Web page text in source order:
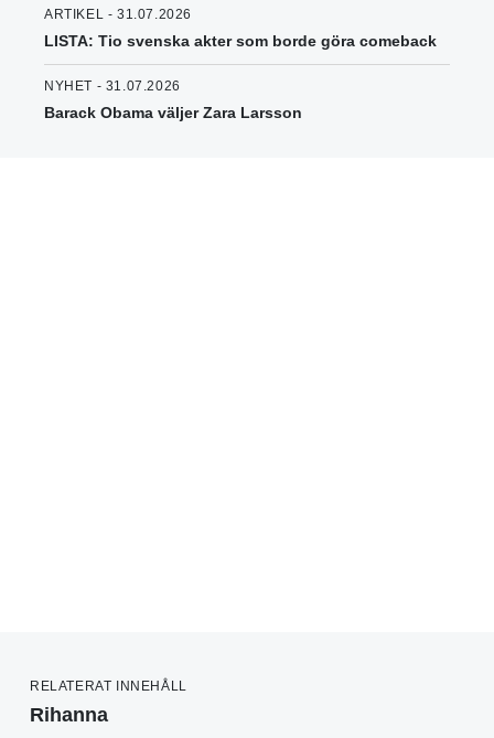
ARTIKEL - 31.07.2026
LISTA: Tio svenska akter som borde göra comeback
NYHET - 31.07.2026
Barack Obama väljer Zara Larsson
RELATERAT INNEHÅLL
Rihanna